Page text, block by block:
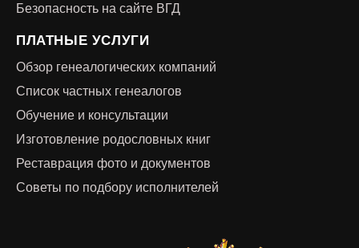
Безопасность на сайте ВГД
ПЛАТНЫЕ УСЛУГИ
Обзор генеалогических компаний
Список частных генеалогов
Обучение и консультации
Изготовление родословных книг
Реставрация фото и документов
Советы по подбору исполнителей